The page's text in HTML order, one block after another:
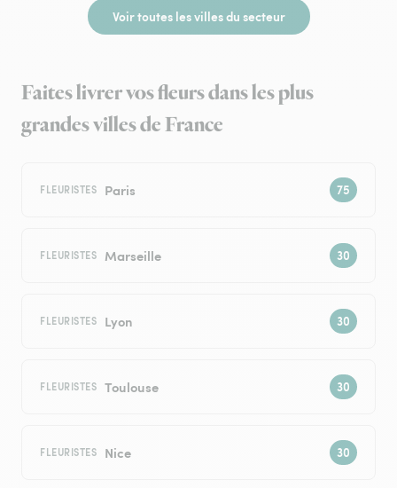
Voir toutes les villes du secteur
Faites livrer vos fleurs dans les plus
grandes villes de France
FLEURISTES Paris
FLEURISTES Marseille
FLEURISTES Lyon
FLEURISTES Toulouse
FLEURISTES Nice